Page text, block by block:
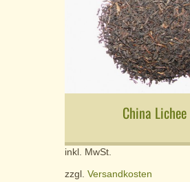
China Lichee
inkl. MwSt.
zzgl. Versandkosten